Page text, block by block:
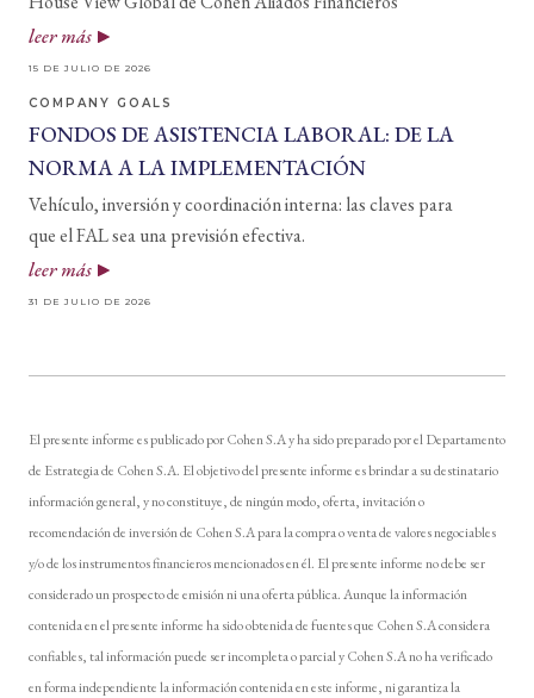
leer más
15 DE JULIO DE 2026
COMPANY GOALS
FONDOS DE ASISTENCIA LABORAL: DE LA
NORMA A LA IMPLEMENTACIÓN
Vehículo, inversión y coordinación interna: las claves para
que el FAL sea una previsión efectiva.
leer más
31 DE JULIO DE 2026
El presente informe es publicado por Cohen S.A y ha sido preparado por el Departamento
de Estrategia de Cohen S.A. El objetivo del presente informe es brindar a su destinatario
información general, y no constituye, de ningún modo, oferta, invitación o
recomendación de inversión de Cohen S.A para la compra o venta de valores negociables
y/o de los instrumentos financieros mencionados en él. El presente informe no debe ser
considerado un prospecto de emisión ni una oferta pública. Aunque la información
contenida en el presente informe ha sido obtenida de fuentes que Cohen S.A considera
confiables, tal información puede ser incompleta o parcial y Cohen S.A no ha verificado
en forma independiente la información contenida en este informe, ni garantiza la